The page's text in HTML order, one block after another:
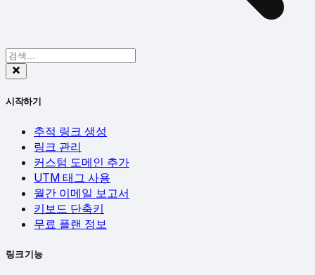
시작하기
추적 링크 생성
링크 관리
커스텀 도메인 추가
UTM 태그 사용
월간 이메일 보고서
키보드 단축키
무료 플랜 정보
링크 기능